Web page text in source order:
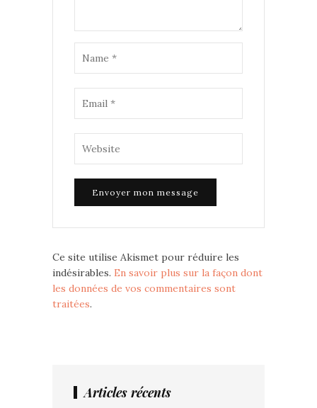
Ce site utilise Akismet pour réduire les
indésirables. En savoir plus sur la façon dont
les données de vos commentaires sont
traitées.
Articles récents